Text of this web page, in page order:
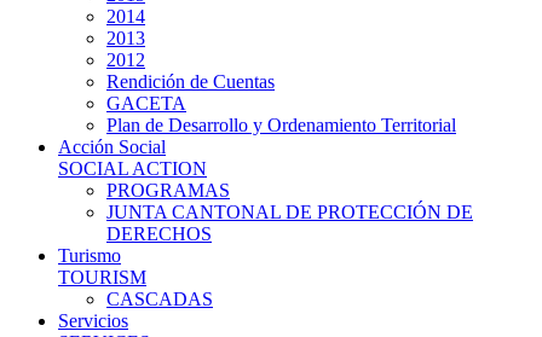
2014
2013
2012
Rendición de Cuentas
GACETA
Plan de Desarrollo y Ordenamiento Territorial
Acción Social
SOCIAL ACTION
PROGRAMAS
JUNTA CANTONAL DE PROTECCIÓN DE
DERECHOS
Turismo
TOURISM
CASCADAS
Servicios